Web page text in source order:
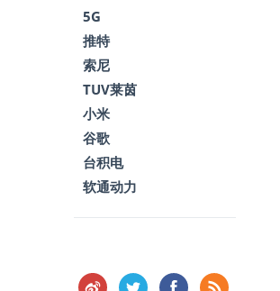
5G
推特
索尼
TUV莱茵
小米
谷歌
台积电
软通动力